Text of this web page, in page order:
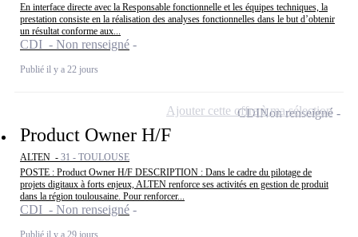
En interface directe avec la Responsable fonctionnelle et les équipes techniques, la
prestation consiste en la réalisation des analyses fonctionnelles dans le but d’obtenir
un résultat conforme aux...
CDI - Non renseigné
Publié il y a 22 jours
Product Owner H/F
ALTEN - 31 - TOULOUSE
POSTE : Product Owner H/F DESCRIPTION : Dans le cadre du pilotage de
projets digitaux à forts enjeux, ALTEN renforce ses activités en gestion de produit
dans la région toulousaine. Pour renforcer...
CDI - Non renseigné
Publié il y a 29 jours
CDINon renseigné
Ajouter cette offre à ma sélection